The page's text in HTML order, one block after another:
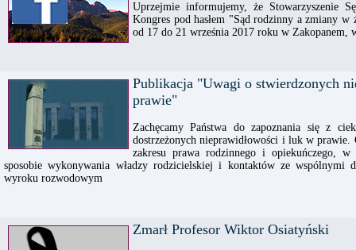
Uprzejmie informujemy, że Stowarzyszenie
Kongres pod hasłem "Sąd rodzinny a zmiany
od 17 do 21 września 2017 roku w
Publikacja "Uwagi o stwierdzonych
prawie"
Zachęcamy Państwa do zapoznania się z
dostrzeżonych nieprawidłowości i luk w
zakresu prawa rodzinnego i opiekuńczego,
sposobie wykonywania władzy rodzicielskiej i kontaktów ze wspólnymi
wyroku rozwodowym
Zmarł Profesor Wiktor Osiatyński